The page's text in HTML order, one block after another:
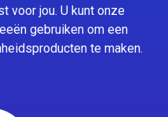
voor jou. U kunt onze
gebruiken om een
te maken.